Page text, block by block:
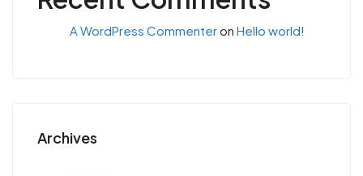
A WordPress Commenteron Hello world!
Archives